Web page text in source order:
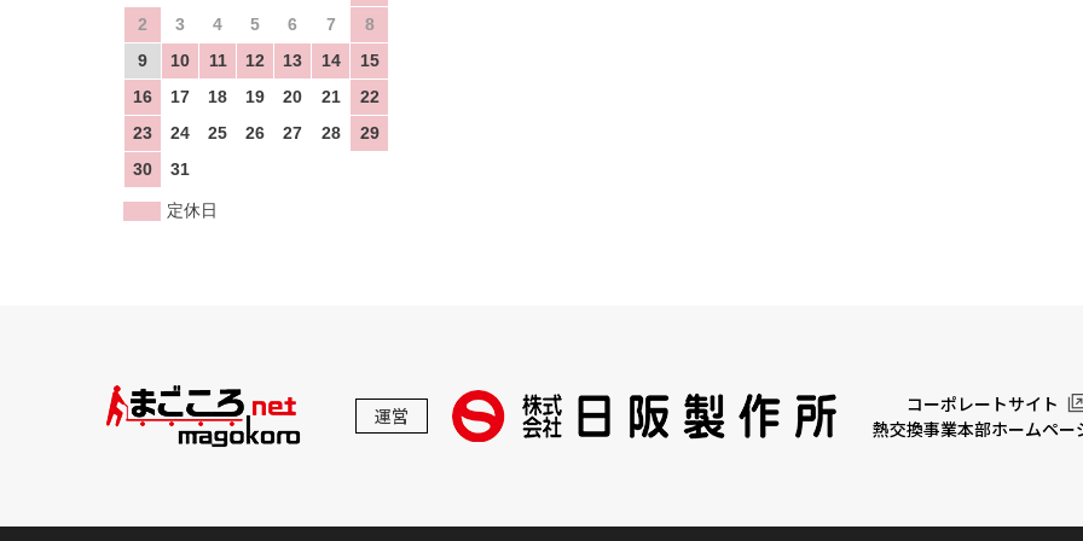
2 3 4 5 6 7
8
9
10 11 12 13 14
15
16
17 18 19 20 21
22
23
24 25 26 27 28
29
30
31
定休日
運営
コーポレートサイト
熱交換事業本部ホームペー